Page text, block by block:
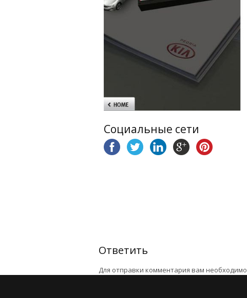
Социальные сети
Ответить
Для отправки комментария вам необходимо